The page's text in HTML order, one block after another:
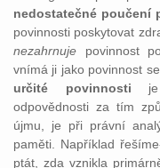
nedostatečné poučení
povinnosti poskytovat
nezahrnuje povinnost
vnímá ji jako povinnost
určité povinnosti je
odpovědnosti za tím
újmu, je při právní
paměti. Například
ptát, zda vznikla